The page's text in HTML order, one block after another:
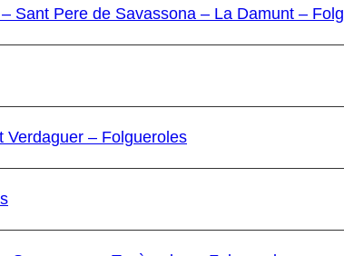
Sant Pere de Savassona – La Damunt –
Verdaguer – Folgueroles